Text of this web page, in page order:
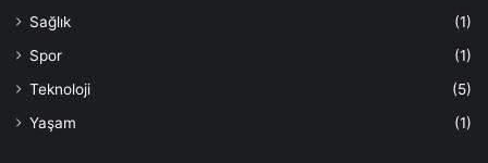
Sağlık
(1)
Spor
(1)
Teknoloji
(5)
Yaşam
(1)